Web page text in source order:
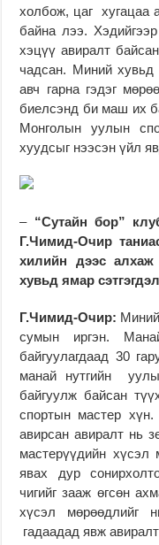
холбож, цаг хугацаа
байна лээ.
хэцүү авиралт
чадсан. Миний хувьд
авч гарна гэдэг
биелсэнд би маш их
Монголын уулын
хуудсыг нээсэн үйл
– “Сутайн бор”
Г.Чимид-Очир
хилийн дээс
хувьд ямар
Г.Чимид-Очир:
сумын иргэн.
байгуулагдаад 30
манай нутгийн
байгуулж байсан
спортын мастер
авирсан авиралт нь
мастерүүдийн хүсэл
явах дур
чигийг зааж өгсөн
хүсэл мөрөөдлийг
гадаадад явж